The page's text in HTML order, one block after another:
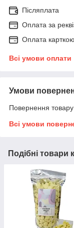
Післяплата
Оплата за
Оплата
Всі умови оплати
Умови
Повернення
Всі умови
Подібні товари